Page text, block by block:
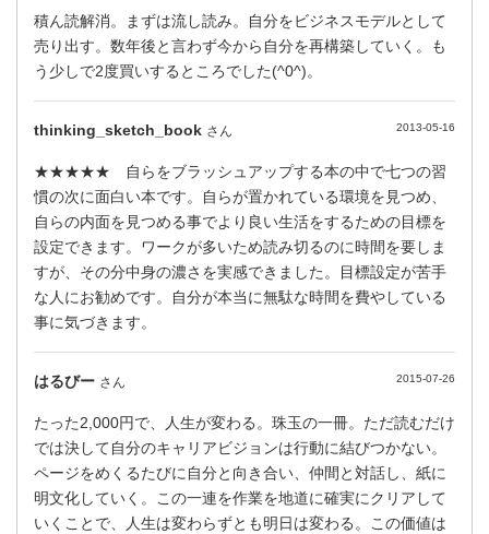
積ん読解消。まずは流し読み。自分をビジネスモデルとして
売り出す。数年後と言わず今から自分を再構築していく。も
う少しで2度買いするところでした(^0^)。
thinking_sketch_book さん 2013-05-16
★★★★★ 自らをブラッシュアップする本の中で七つの習
慣の次に面白い本です。自らが置かれている環境を見つめ、
自らの内面を見つめる事でより良い生活をするための目標を
設定できます。ワークが多いため読み切るのに時間を要しま
すが、その分中身の濃さを実感できました。目標設定が苦手
な人にお勧めです。自分が本当に無駄な時間を費やしている
事に気づきます。
はるびー さん 2015-07-26
たった2,000円で、人生が変わる。珠玉の一冊。ただ読むだけ
では決して自分のキャリアビジョンは行動に結びつかない。
ページをめくるたびに自分と向き合い、仲間と対話し、紙に
明文化していく。この一連を作業を地道に確実にクリアして
いくことで、人生は変わらずとも明日は変わる。この価値は